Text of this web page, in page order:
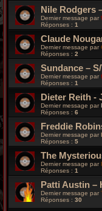
Nile Rodgers
Dernier message par
Réponses : 1
Claude
Dernier message par
Réponses : 2
Sundance –
Dernier message par
Réponses : 1
Dieter Reith -
Dernier message par
Réponses : 6
Freddie
Dernier message par
Réponses : 5
The
Dernier message par
Réponses : 1
Patti Austin –
Dernier message par
Réponses : 30